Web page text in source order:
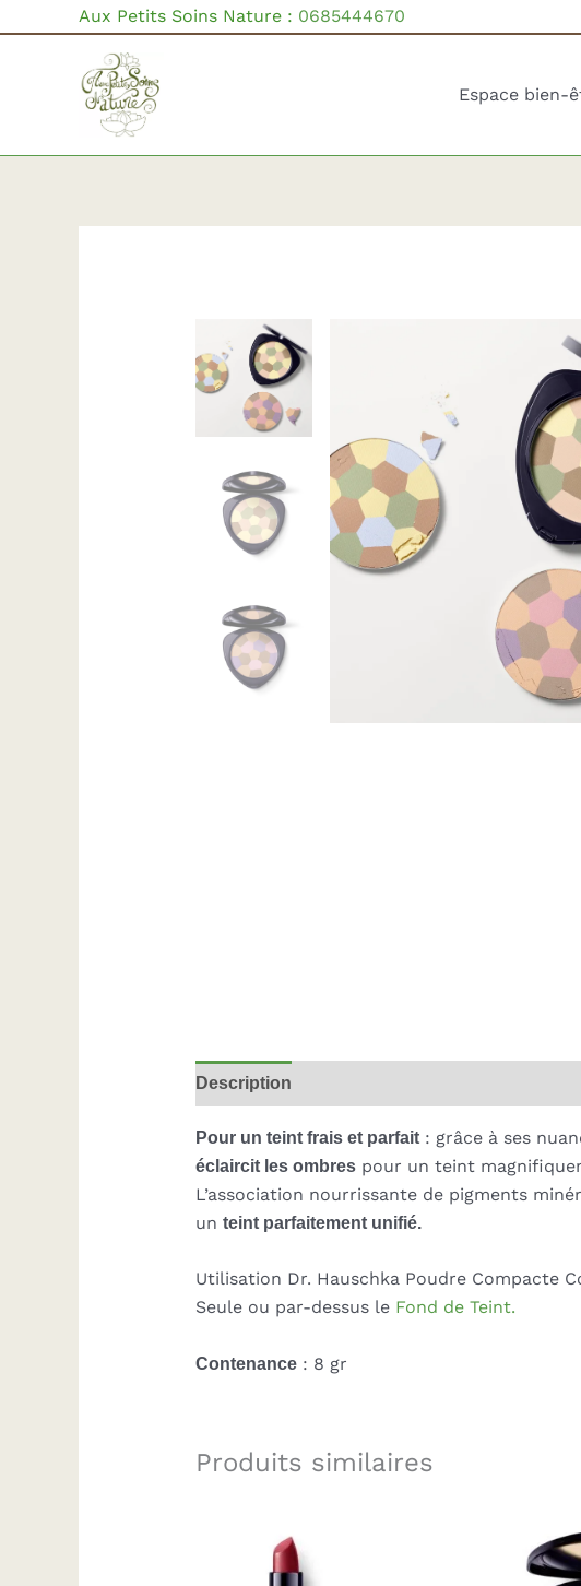
au
Aux Petits Soins Nature : 0685444670
Espace bien-
Description
Pour un teint frais et parfait: grâce à ses
éclaircit les ombrespour un teint
L’association nourrissante de pigments
un teint parfaitement unifié.
Utilisation Dr. Hauschka Poudre Compacte
Seule ou par-dessus le Fond de Teint.
Contenance: 8 gr
Produits similaires